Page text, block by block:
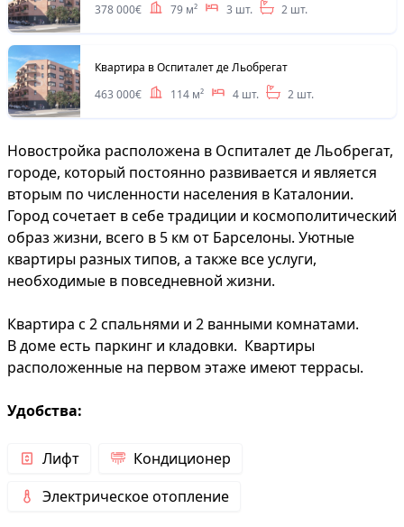
378 000€
79 м² 3 шт. 2 шт.
Квартира в Оспиталет де Льобрегат
463 000€
114 м² 4 шт. 2 шт.
Новостройка расположена в Оспиталет де Льобрегат,
городе, который постоянно развивается и является
вторым по численности населения в Каталонии.
Город сочетает в себе традиции и космополитический
образ жизни, всего в 5 км от Барселоны. Уютные
квартиры разных типов, а также все услуги,
необходимые в повседневной жизни.
Квартира с 2 спальнями и 2 ванными комнатами.
В доме есть паркинг и кладовки. Квартиры
расположенные на первом этаже имеют террасы.
Удобства:
Лифт
Кондиционер
Электрическое отопление